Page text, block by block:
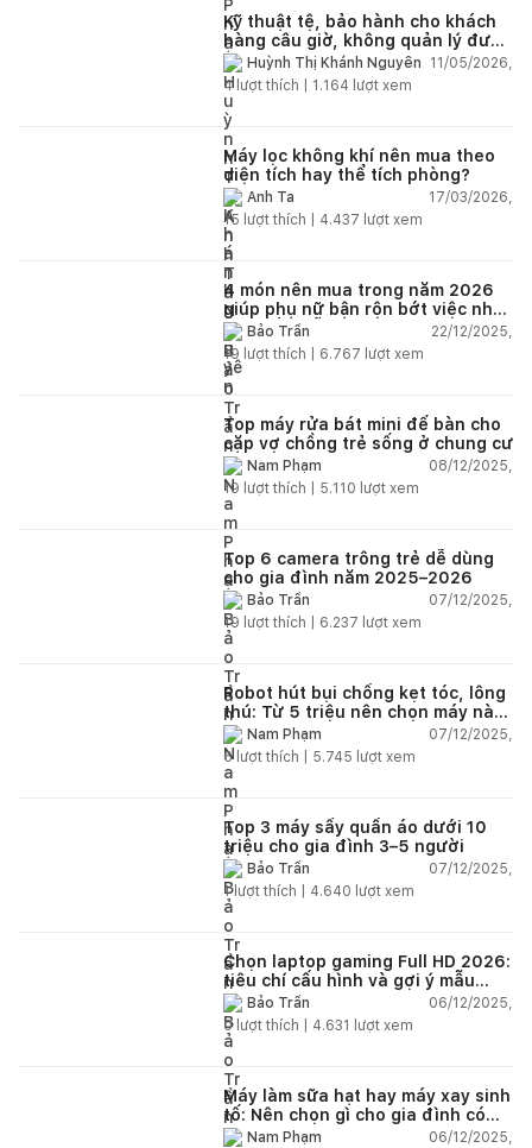
Kỹ thuật tệ, bảo hành cho khách
hàng câu giờ, không quản lý được
nhân viên xây dựng của mình,
điện nhẹ, điện nước, tường quá
kém. Luôn đổ lỗi cho nhân viên.
Bảo hành quá tệ, tôi phải đợi rất
lâu mới dc bảo hành, liên hệ để
được bảo hành thì bơ khách
Huỳnh Thị Khánh Nguyên
11/05/2026,
4lượt thích | 1.164 lượt xem
Máy lọc không khí nên mua theo
diện tích hay thể tích phòng?
Anh Ta
17/03/2026,
15 lượt thích | 4.437 lượt xem
4 món nên mua trong năm 2026
giúp phụ nữ bận rộn bớt việc nhà,
nhẹ đầu mỗi ngày
Bảo Trần
22/12/2025,
19 lượt thích | 6.767 lượt xem
Top máy rửa bát mini để bàn cho
cặp vợ chồng trẻ sống ở chung cư
Nam Phạm
08/12/2025,
19 lượt thích | 5.110 lượt xem
Top 6 camera trông trẻ dễ dùng
cho gia đình năm 2025–2026
Bảo Trần
07/12/2025,
19 lượt thích | 6.237 lượt xem
Robot hút bụi chống kẹt tóc, lông
thú: Từ 5 triệu nên chọn máy nào
năm 2025–2026?
Nam Phạm
07/12/2025,
6lượt thích | 5.745 lượt xem
Top 3 máy sấy quần áo dưới 10
triệu cho gia đình 3–5 người
Bảo Trần
07/12/2025,
1lượt thích | 4.640 lượt xem
Chọn laptop gaming Full HD 2026:
tiêu chí cấu hình và gợi ý mẫu
đáng mua
Bảo Trần
06/12/2025,
0lượt thích | 4.631 lượt xem
Máy làm sữa hạt hay máy xay sinh
tố: Nên chọn gì cho gia đình có
trẻ nhỏ (2–4 người)?
Nam Phạm
06/12/2025,